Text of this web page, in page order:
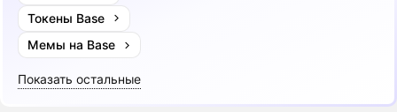
Токены Base
Мемы на Base
Показать остальные